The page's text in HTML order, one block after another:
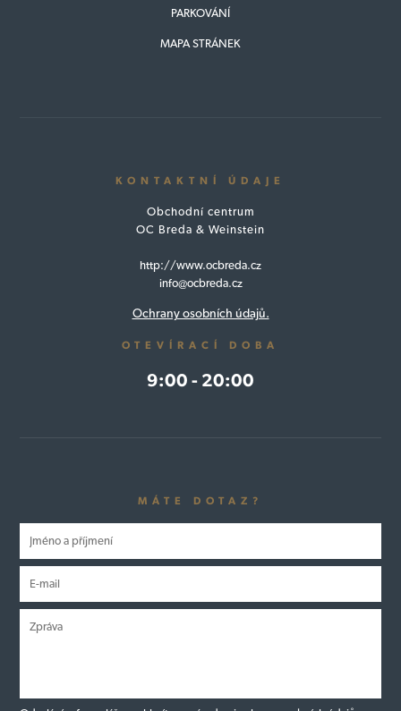
PARKOVÁNÍ
MAPA STRÁNEK
KONTAKTNÍ ÚDAJE
Obchodní centrum
OC Breda & Weinstein
http://www.ocbreda.cz
info@ocbreda.cz
Ochrany osobních údajů.
OTEVÍRACÍ DOBA
9:00 - 20:00
MÁTE DOTAZ?